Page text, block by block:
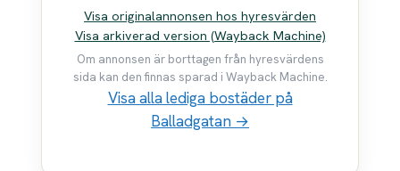
Visa originalannonsen hos hyresvärden
Visa arkiverad version (Wayback Machine)
Om annonsen är borttagen från hyresvärdens
sida kan den finnas sparad i Wayback Machine.
Visa alla lediga bostäder på
Balladgatan →